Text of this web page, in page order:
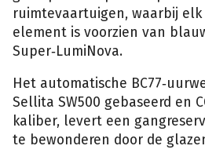
ruimtevaartuigen, waarbij elk
element is voorzien van
Super‑LumiNova.
Het automatische
Sellita SW500 gebaseerd en
kaliber, levert een
te bewonderen door de